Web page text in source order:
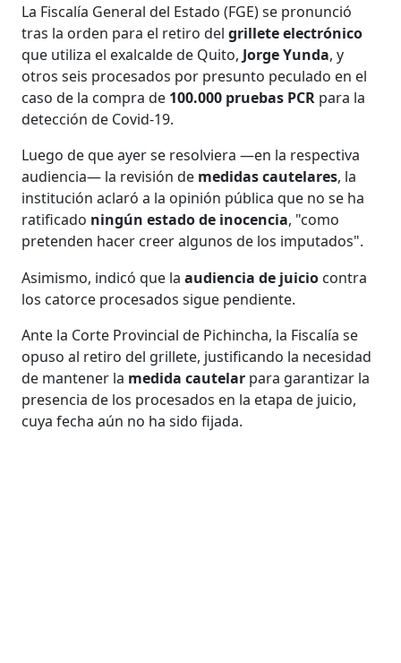
La Fiscalía General del Estado (FGE) se pronunció
tras la orden para el retiro delgrillete electrónico
que utiliza el exalcalde de Quito, Jorge Yunda, y
otros seis procesados por presunto peculado en el
caso de la compra de 100.000 pruebas PCR para la
detección de Covid-19.
Luego de que ayer se resolviera —en la respectiva
audiencia— la revisión de medidas cautelares, la
institución aclaró a la opinión pública que no se ha
ratificado ningún estado de inocencia, "como
pretenden hacer creer algunos de los imputados".
Asimismo, indicó que laaudiencia de juicio contra
los catorce procesados sigue pendiente.
Ante la Corte Provincial de Pichincha, la Fiscalía se
opuso al retiro del grillete, justificando la necesidad
de mantener la medida cautelar para garantizar la
presencia de los procesados en la etapa de juicio,
cuya fecha aún no ha sido fijada.